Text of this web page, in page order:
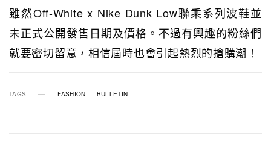
雖然Off-White x Nike Dunk Low聯乘系列波鞋並
未正式公開發售日期及價格。不過有興趣的粉絲們
就要密切留意，相信屆時也會引起熱烈的搶購潮！
TAGS FASHION BULLETIN